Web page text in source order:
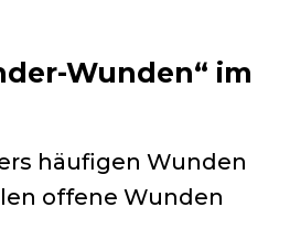
Wunden“ im
häufigen Wunden
offene Wunden